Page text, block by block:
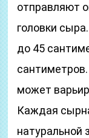
отправляют
головки
до 45
сантиметров.
может
Каждая
натуральной